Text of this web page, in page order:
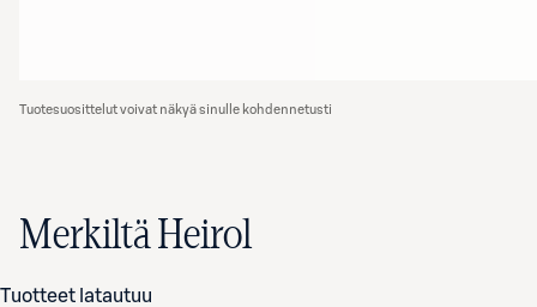
Tuotesuosittelut voivat näkyä sinulle kohdennetusti
Merkiltä Heirol
Tuotteet latautuu